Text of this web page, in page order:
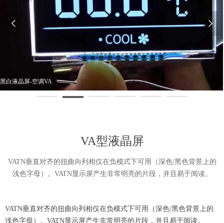
黑白液晶屏-空调VA
넳 넲
VA型液晶屏
VATN垂直对齐的扭曲向列相仅在负模式下可用（深色/黑色背景上的
浅色字母）。VATN显示屏产生非常明亮的片段，并且易于阅读。
VATN垂直对齐的扭曲向列相仅在负模式下可用（深色/黑色背景上的
浅色字母）。VATN显示屏产生非常明亮的片段，并且易于阅读。